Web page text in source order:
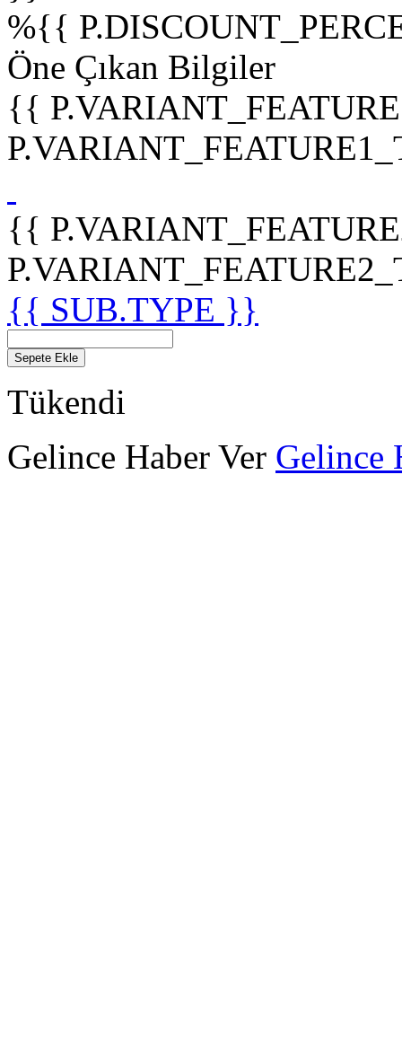
%{{
Öne Çıkan Bilgiler
{{
{{
{{ SUB.TYPE }}
Sepete Ekle
Tükendi
Gelince Haber Ver Gelince